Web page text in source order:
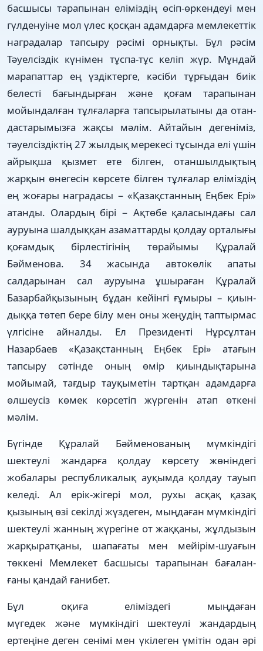
басшысы тарапынан еліміздің өсіп-өркендеуі мен
гүл­ден­­­уіне мол үлес қосқан адамдарға мемле­кеттік
наградалар тапсыру рәсімі орнықты. Бұл рәсім
Тәуелсіздік күні­мен тұспа-тұс келіп жүр. Мұндай
мара­паттар ең үз­діктерге, кә­сіби тұрғы­дан биік
белес­ті бағын­дырған және қо­ғам тарапынан
мойын­дал­ған тұл­ға­ларға тап­сы­рылатыны да отан­­­­­
дас­­тарымызға жақсы мәлім. Ай­тайын дегеніміз,
тәуелсіздіктің 27 жыл­­­дық мерекесі тұсында елі үшін
ай­­рықша қызмет ете білген, отан­шылдықтың
жарқын өнегесін көрсете біл­ген тұлғалар еліміздің
ең жоғары награ­дасы − «Қазақстанның Еңбек Ері»
атанды. Олардың бірі − Ақтөбе қала­сындағы сал
ауруына шалдық­қан азаматтарды қолдау орталығы
қо­ғамдық бірлестігінің төрайымы Құра­лай
Бәйменова. 34 жасында авто­көлік апаты
салдарынан сал ауру­ына ұшыраған Құралай
Базарбай­­қызының бұдан кейінгі ғұ­мы­ры – қиын­
дыққа төтеп бере білу мен оны жеңу­дің таптырмас
үлгісіне айналды. Ел Президенті Нұрсұлтан
Назарбаев «Қазақстанның Еңбек Ері» атағын
тапсыру сәтінде оның өмір қиындықтарына
мойымай, тағдыр тауқыметін тартқан адамдарға
өлшеусіз көмек көрсетіп жүргенін атап өткені
мәлім.
Бүгінде Құралай Бәйменованың мүм­кіндігі
шектеулі жандарға қол­дау көрсету жөніндегі
жобалары рес­публикалық ауқымда қолдау тауып
келеді. Ал ерік-жігері мол, рухы ас­қақ қазақ
қызының өзі секілді жүз­деген, мыңдаған мүмкіндігі
шектеу­лі жанның жүрегіне от жақ­қа­ны, жұлдызын
жарқыратқаны, шапа­ға­ты мен мейірім-шуағын
төккені Мемлекет басшысы тарапынан баға­лан­
ғаны қандай ғанибет.
Бұл оқиға еліміздегі мыңдаған
мүгедек және мүмкіндігі шектеулі жандардың
ертеңіне деген сенімі мен үкілеген үмітін одан әрі